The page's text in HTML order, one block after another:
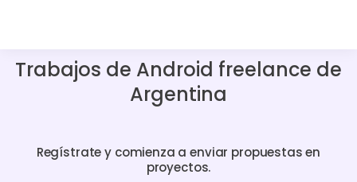
Trabajos de Android freelance de
Argentina
Regístrate y comienza a enviar propuestas en
proyectos.